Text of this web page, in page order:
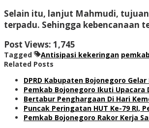
Selain itu, lanjut Mahmudi,
terpadu. Sehingga kebencanaan
Post Views: 1,745
Tagged Antisipasi kekeringan
Related Posts
DPRD Kabupaten Bojonegoro
Pemkab Bojonegoro Ikuti
Bertabur Penghargaan Di Hari
Puncak Peringatan HUT Ke-79 RI,
Pemkab Bojonegoro Rakor Kerja